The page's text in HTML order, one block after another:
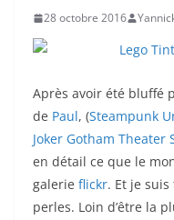
28 octobre 2016
Après avoir été bluffé
de Paul, (Steampunk
Joker Gotham Theater
en détail ce que le
galerie flickr. Et je
perles. Loin d’être la